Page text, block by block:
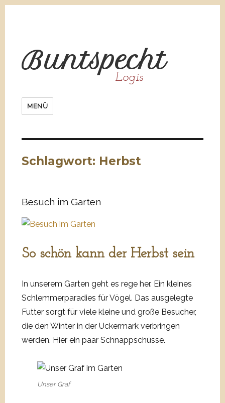
Buntspecht
Logis
MENÜ
Schlagwort: Herbst
Besuch im Garten
So schön kann der Herbst sein
In unserem Garten geht es rege her. Ein kleines
Schlemmerparadies für Vögel. Das ausgelegte
Futter sorgt für viele kleine und große Besucher,
die den Winter in der Uckermark verbringen
werden. Hier ein paar Schnappschüsse.
Unser Graf